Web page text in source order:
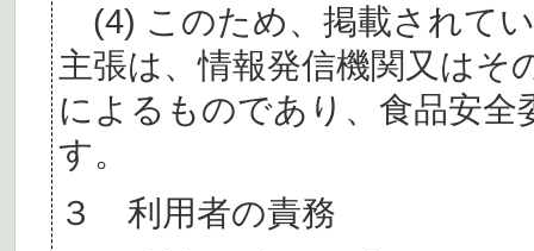
(4) このため、掲載されて
主張は、情報発信機関又はそ
によるものであり、食品安
す。
３ 利用者の責務